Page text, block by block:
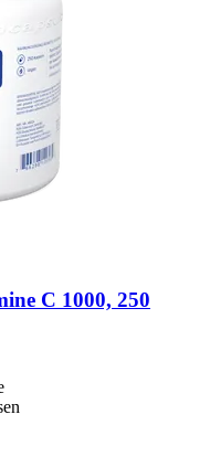
C 1000, 250